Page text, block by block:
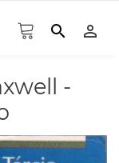
search person_outline
-